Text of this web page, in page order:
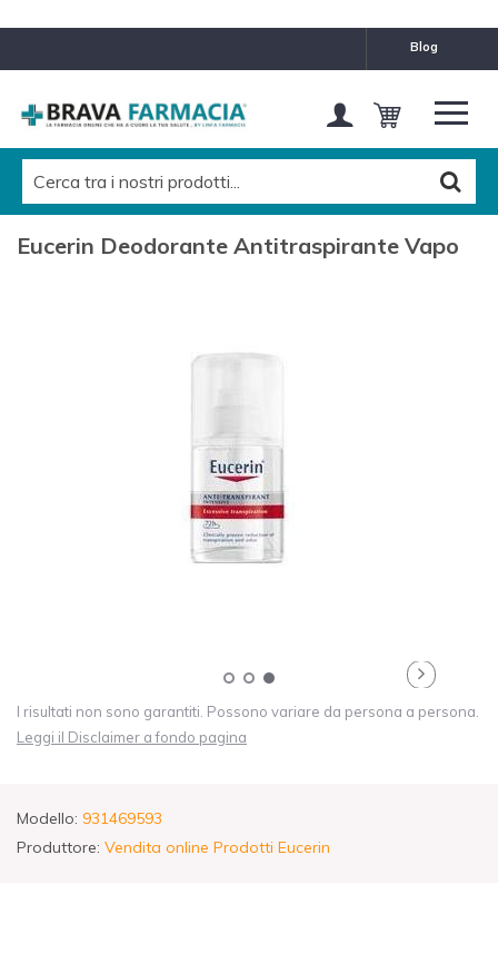
blog
Eucerin Deodorante Antitraspirante Vapo
I risultati non sono garantiti. Possono variare da persona a persona.
Leggi il Disclaimer a fondo pagina
Modello: 931469593
Produttore: Vendita online Prodotti Eucerin